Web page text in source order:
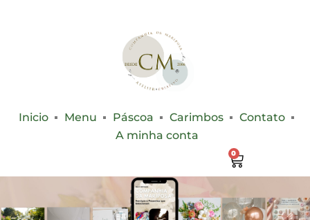
Inicio Menu Páscoa Carimbos
Contato
A minha conta
0